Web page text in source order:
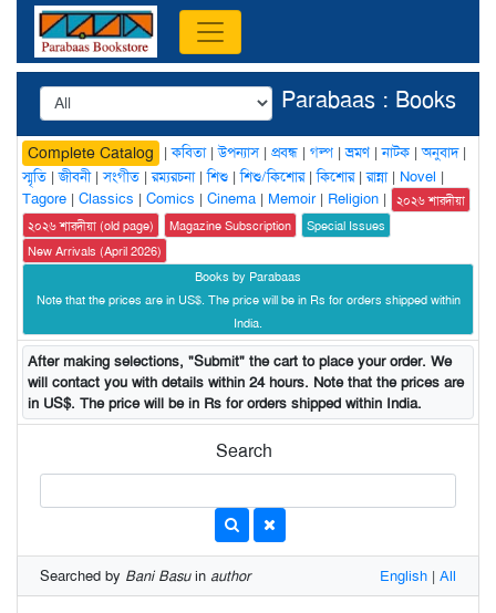
Parabaas : Books
Complete Catalog |কবিতা|উপন্যাস| প্রবন্ধ | গল্প |ভ্রমণ|নাটক |অনুবাদ|
স্মৃতি |জীবনী|সংগীত |রম্যরচনা|শিশু |শিশু/কিশোর|কিশোর|রান্না| Novel |
Tagore | Classics | Comics | Cinema | Memoir| Religion |
২০২৬ শারদীয়া
২০২৬ শারদীয়া (old page)
Magazine Subscription
Special Issues
New Arrivals (April 2026)
Books by Parabaas
Note that the prices are in US$. The price will be in Rs for orders shipped within
India.
After making selections, "Submit" the cart to place your order. We
will contact you with details within 24 hours. Note that the prices are
in US$. The price will be in Rs for orders shipped within India.
Search
Searched by Bani Basuin author English | All